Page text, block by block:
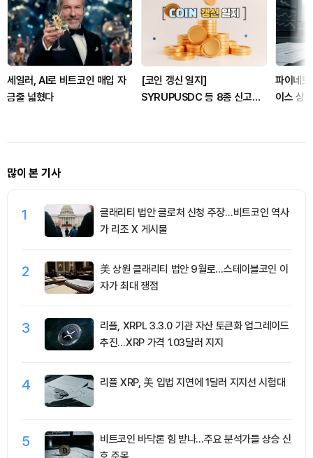
세일러, AI로 비트코인 매입 자
금줄 넓혔다
[코인 갱신 일지]
SYRUPUSDC 등 8종 신고
파이네트
이스 상
많이 본 기사
1
클래리티 법안 클로처 신청 주장…비트코인 역사
가 리조 X 게시물
2
美 상원 클래리티 법안 9월로…스테이블코인 이
자가 최대 쟁점
3
리플, XRPL 3.3.0 기관 자산 토큰화 업그레이드
추진…XRP 가격 1.03달러 지지
4 리플 XRP, 美 입법 지연에 1달러 지지선 시험대
5
비트코인 바닥론 힘 받나…주요 분석가들 상승 신